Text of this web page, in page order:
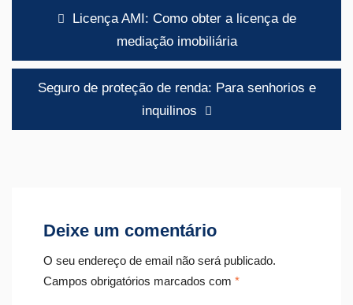
Navegação
artigos
Licença AMI: Como obter a licença de
mediação imobiliária
Seguro de proteção de renda: Para senhorios e
inquilinos
Deixe um comentário
O seu endereço de email não será publicado.
Campos obrigatórios marcados com *